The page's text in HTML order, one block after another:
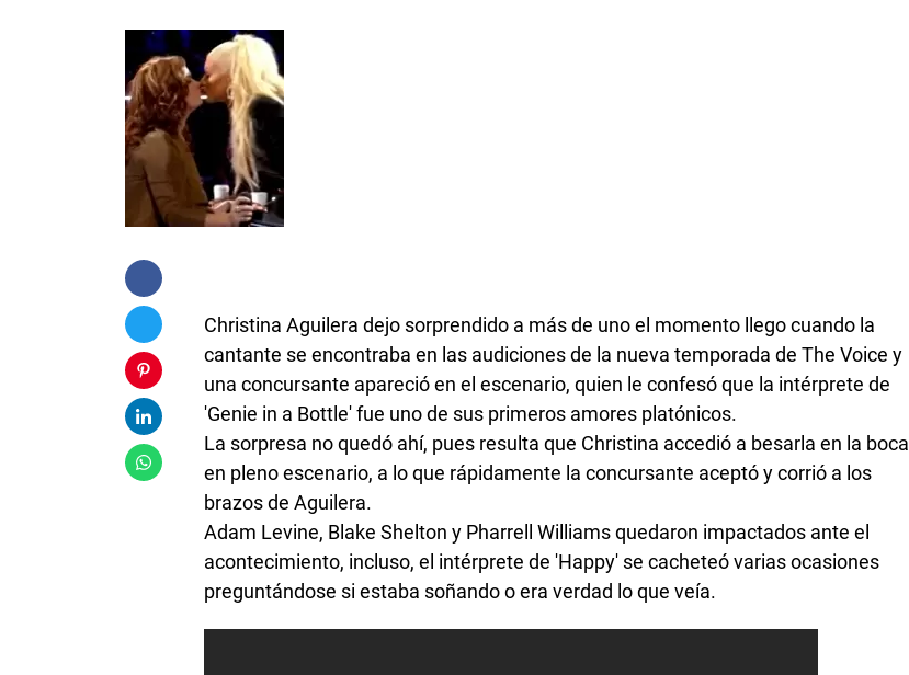
Christina Aguilera dejo sorprendido a más de uno el momento llego cuando la
cantante se encontraba en las audiciones de la nueva temporada de The Voice y
una concursante apareció en el escenario, quien le confesó que la intérprete de
'Genie in a Bottle' fue uno de sus primeros amores platónicos.
La sorpresa no quedó ahí, pues resulta que Christina accedió a besarla en la boca
en pleno escenario, a lo que rápidamente la concursante aceptó y corrió a los
brazos de Aguilera.
Adam Levine, Blake Shelton y Pharrell Williams quedaron impactados ante el
acontecimiento, incluso, el intérprete de 'Happy' se cacheteó varias ocasiones
preguntándose si estaba soñando o era verdad lo que veía.